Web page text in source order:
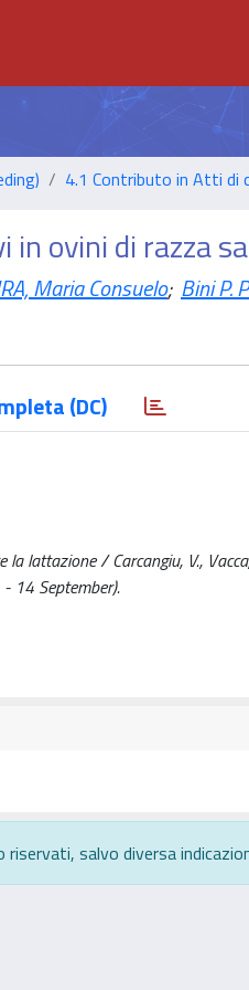
4.1 Contributo in Atti di
in ovini di razza
Maria Consuelo; Bini P.
(DC)
lattazione / Carcangiu, V.,
- 14 September).
salvo diversa